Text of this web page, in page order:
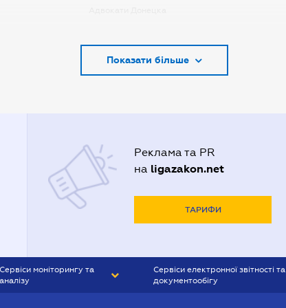
Адвокати Києва
Адвокати Полтави
Адвокати Харькова
Адвокаты Кривого Рогу
Показати більше
Реклама та PR
на ligazakon.net
ТАРИФИ
Сервіси моніторингу та
аналізу
Сервіси електронної звітності та
документообігу